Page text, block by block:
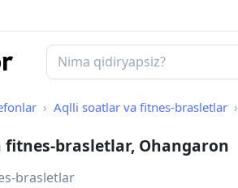
Aqlli soatlar va fitnes-brasletlar
brasletlar, Ohangaron
brasletlar